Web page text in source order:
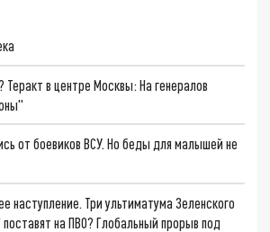
в центре Москвы: На генералов
от боевиков ВСУ. Но беды для малышей не
наступление. Три ультиматума Зеленского
на ПВО? Глобальный прорыв под